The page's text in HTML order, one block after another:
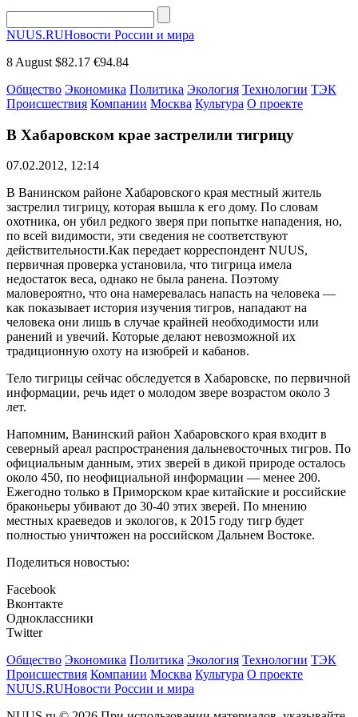
NUUS.RUНовости России и мира
8 August $82.17 €94.84
Общество Экономика Политика Экология Технологии ТЭК
Происшествия Компании Москва Культура О проекте
В Хабаровском крае застрелили тигрицу
07.02.2012, 12:14
В Ванинском районе Хабаровского края местный житель
застрелил тигрицу, которая вышла к его дому. По словам
охотника, он убил редкого зверя при попытке нападения, но,
по всей видимости, эти сведения не соответствуют
действительности.Как передает корреспондент NUUS,
первичная проверка установила, что тигрица имела
недостаток веса, однако не была ранена. Поэтому
маловероятно, что она намеревалась напасть на человека —
как показывает история изучения тигров, нападают на
человека они лишь в случае крайней необходимости или
ранений и увечий. Которые делают невозможной их
традиционную охоту на изюбрей и кабанов.
Тело тигрицы сейчас обследуется в Хабаровске, по первичной
информации, речь идет о молодом звере возрастом около 3
лет.
Напомним, Ванинский район Хабаровского края входит в
северный ареал распространения дальневосточных тигров. По
официальным данным, этих зверей в дикой природе осталось
около 450, по неофициальной информации — менее 200.
Ежегодно только в Приморском крае китайские и российские
браконьеры убивают до 30-40 этих зверей. По мнению
местных краеведов и экологов, к 2015 году тигр будет
полностью уничтожен на российском Дальнем Востоке.
Поделиться новостью:
Facebook
Вконтакте
Одноклассники
Twitter
Общество Экономика Политика Экология Технологии ТЭК
Происшествия Компании Москва Культура О проекте
NUUS.RUНовости России и мира